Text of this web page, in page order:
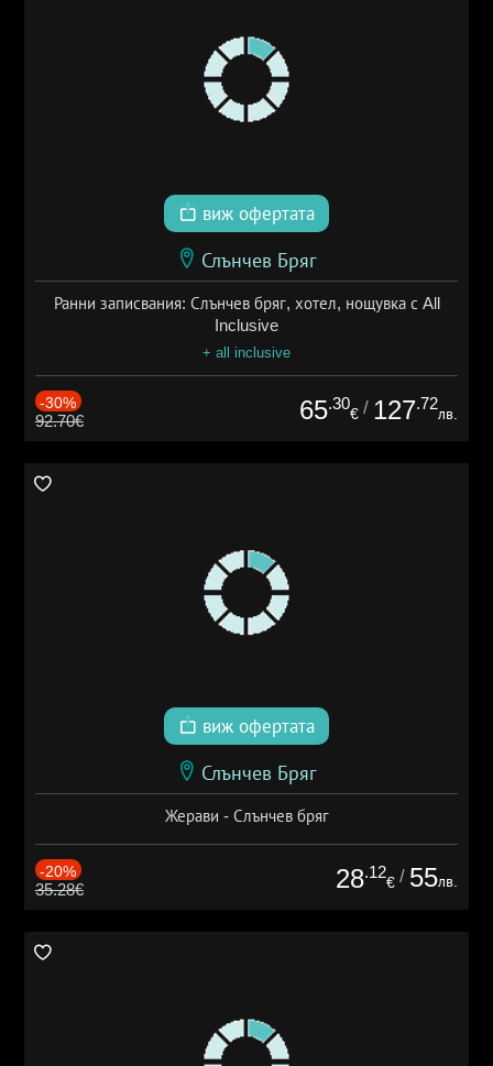
виж офертата
Слънчев Бряг
Ранни записвания: Слънчев бряг, хотел, нощувка с All
Inclusive
+ all inclusive
-30%
92.70€ 65.30
€ / 127.72
лв.
виж офертата
Слънчев Бряг
Жерави - Слънчев бряг
-20%
35.28€ 28.12
€ / 55лв.